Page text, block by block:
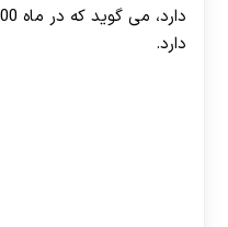
دارد.